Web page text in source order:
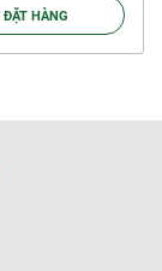
ĐẶT HÀNG